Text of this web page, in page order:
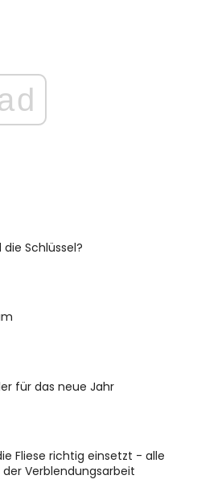
Schlüssel?
für das neue Jahr
Fliese richtig einsetzt - alle
Verblendungsarbeit